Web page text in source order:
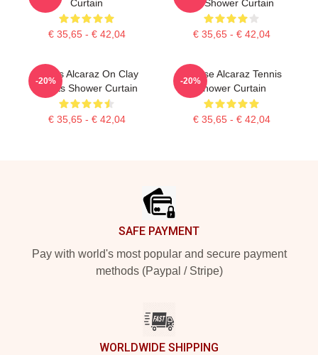
Curtain
€ 35,65 - € 42,04
Art Shower Curtain
€ 35,65 - € 42,04
Carlos Alcaraz On Clay
Courts Shower Curtain
€ 35,65 - € 42,04
-20%
Intense Alcaraz Tennis
Shower Curtain
€ 35,65 - € 42,04
-20%
SAFE PAYMENT
Pay with world's most popular and secure payment
methods (Paypal / Stripe)
WORLDWIDE SHIPPING